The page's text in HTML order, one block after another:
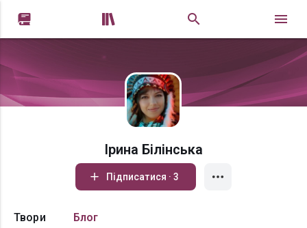
 
Ірина Білінська
Підписатися · 3
Твори Блог